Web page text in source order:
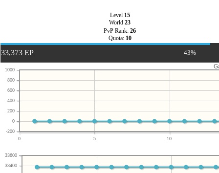
Level 15
World 23
PvP Rank: 26
Quota: 10
33,373 EP 43%
0 5 10
-200
0
200
400
600
800
1000
33400
33600